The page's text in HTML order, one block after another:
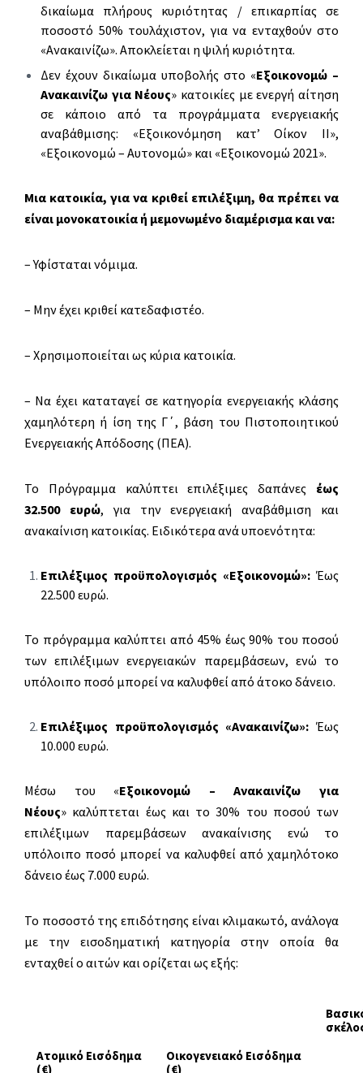
δικαίωμα πλήρους κυριότητας / επικαρπίας σε
ποσοστό 50% τουλάχιστον, για να ενταχθούν στο
«Ανακαινίζω». Αποκλείεται η ψιλή κυριότητα.
Δεν έχουν δικαίωμα υποβολής στο «Εξοικονομώ –
Ανακαινίζω για Νέους» κατοικίες με ενεργή αίτηση
σε κάποιο από τα προγράμματα ενεργειακής
αναβάθμισης: «Εξοικονόμηση κατ’ Οίκον ΙΙ»,
«Εξοικονομώ – Αυτονομώ» και «Εξοικονομώ 2021».
Μια κατοικία, για να κριθεί επιλέξιμη, θα πρέπει να
είναι μονοκατοικία ή μεμονωμένο διαμέρισμα και να:
– Υφίσταται νόμιμα.
– Μην έχει κριθεί κατεδαφιστέο.
– Χρησιμοποιείται ως κύρια κατοικία.
– Να έχει καταταγεί σε κατηγορία ενεργειακής κλάσης
χαμηλότερη ή ίση της Γ΄, βάση του Πιστοποιητικού
Ενεργειακής Απόδοσης (ΠΕΑ).
Το Πρόγραμμα καλύπτει επιλέξιμες δαπάνες έως
32.500 ευρώ, για την ενεργειακή αναβάθμιση και
ανακαίνιση κατοικίας. Ειδικότερα ανά υποενότητα:
Επιλέξιμος προϋπολογισμός «Εξοικονομώ»: Έως
22.500 ευρώ.
Το πρόγραμμα καλύπτει από 45% έως 90% του ποσού
των επιλέξιμων ενεργειακών παρεμβάσεων, ενώ το
υπόλοιπο ποσό μπορεί να καλυφθεί από άτοκο δάνειο.
Επιλέξιμος προϋπολογισμός «Ανακαινίζω»: Έως
10.000 ευρώ.
Μέσω του «Εξοικονομώ – Ανακαινίζω για
Νέους» καλύπτεται έως και το 30% του ποσού των
επιλέξιμων παρεμβάσεων ανακαίνισης ενώ το
υπόλοιπο ποσό μπορεί να καλυφθεί από χαμηλότοκο
δάνειο έως 7.000 ευρώ.
Το ποσοστό της επιδότησης είναι κλιμακωτό, ανάλογα
με την εισοδηματική κατηγορία στην οποία θα
ενταχθεί ο αιτών και ορίζεται ως εξής:
Ατομικό Εισόδημα
(€)
Οικογενειακό Εισόδημα
(€)